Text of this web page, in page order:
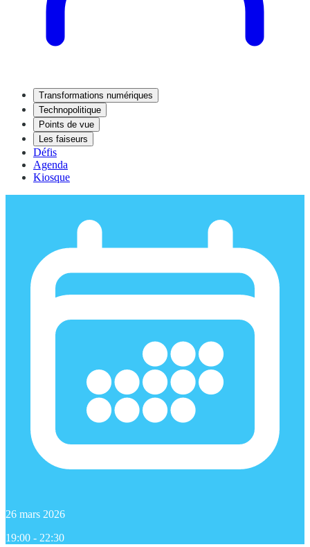
Transformations numériques
Technopolitique
Points de vue
Les faiseurs
Défis
Agenda
Kiosque
26 mars 2026
19:00 - 22:30